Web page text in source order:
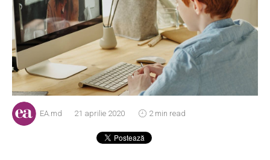
EA.md 21 aprilie 2020 2 min read